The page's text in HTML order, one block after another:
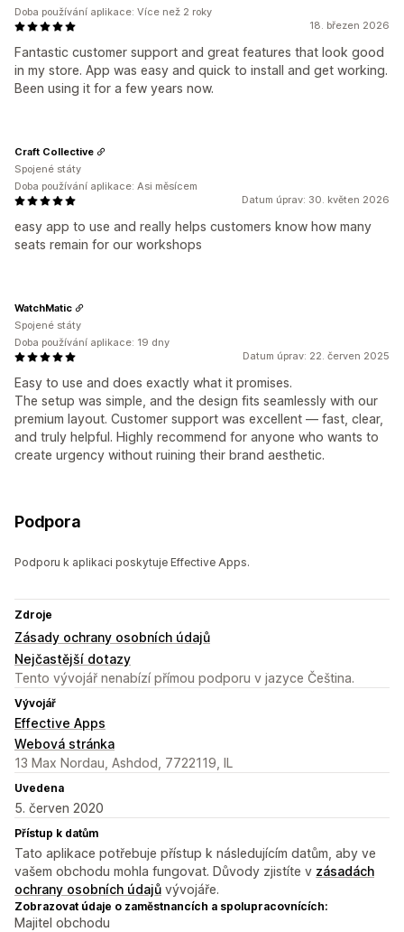
18. březen 2026
Fantastic customer support and great features that look good
in my store. App was easy and quick to install and get working.
Been using it for a few years now.
Doba používání aplikace: Více než 2 roky
Datum úprav: 30. květen 2026
easy app to use and really helps customers know how many
seats remain for our workshops
Craft Collective
Spojené státy
Doba používání aplikace: Asi měsícem
Datum úprav: 22. červen 2025
Easy to use and does exactly what it promises.
The setup was simple, and the design fits seamlessly with our
premium layout. Customer support was excellent — fast, clear,
and truly helpful. Highly recommend for anyone who wants to
create urgency without ruining their brand aesthetic.
WatchMatic
Spojené státy
Doba používání aplikace: 19 dny
Podpora
Podporu k aplikaci poskytuje Effective Apps.
Zdroje
Zásady ochrany osobních údajů
Nejčastější dotazy
Tento vývojář nenabízí přímou podporu v jazyce Čeština.
Vývojář
Effective Apps
Webová stránka
13 Max Nordau, Ashdod, 7722119, IL
Uvedena
5. červen 2020
Přístup k datům
Tato aplikace potřebuje přístup k následujícím datům, aby ve
vašem obchodu mohla fungovat. Důvody zjistíte v zásadách
ochrany osobních údajů vývojáře.
Zobrazovat údaje o zaměstnancích a spolupracovnících:
Majitel obchodu